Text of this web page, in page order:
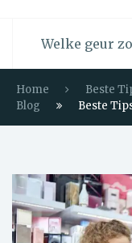
Home
Beste
Blog
Beste